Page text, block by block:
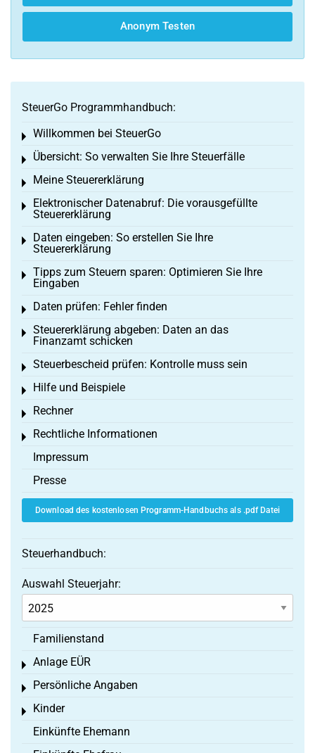
Anonym Testen
SteuerGo Programmhandbuch:
Willkommen bei SteuerGo
Toggle menu
Übersicht: So verwalten Sie Ihre Steuerfälle
Toggle menu
Meine Steuererklärung
Toggle menu
Elektronischer Datenabruf: Die vorausgefüllte
Steuererklärung
Toggle menu
Daten eingeben: So erstellen Sie Ihre
Steuererklärung
Toggle menu
Tipps zum Steuern sparen: Optimieren Sie Ihre
Eingaben
Toggle menu
Daten prüfen: Fehler finden
Toggle menu
Steuererklärung abgeben: Daten an das
Finanzamt schicken
Toggle menu
Steuerbescheid prüfen: Kontrolle muss sein
Toggle menu
Hilfe und Beispiele
Toggle menu
Rechner
Toggle menu
Rechtliche Informationen
Toggle menu
Impressum
Presse
Download des kostenlosen Programm-Handbuchs als .pdf Datei
Steuerhandbuch:
Auswahl Steuerjahr:
Familienstand
Anlage EÜR
Toggle menu
Persönliche Angaben
Toggle menu
Kinder
Toggle menu
Einkünfte Ehemann